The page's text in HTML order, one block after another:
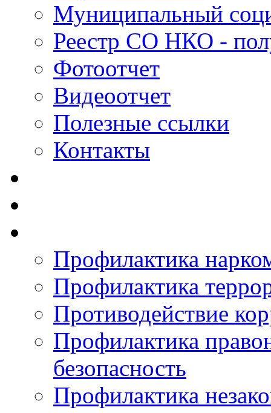
Муниципальный
Реестр СО НКО -
Фотоотчет
Видеоотчет
Полезные ссылки
Контакты
Профилактика
Профилактика
Противодействие
Профилактика
безопасность
Профилактика